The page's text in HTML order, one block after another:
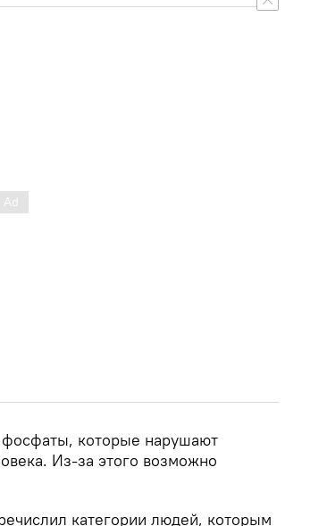
фосфаты, которые нарушают
Из-за этого возможно
категории людей, которым